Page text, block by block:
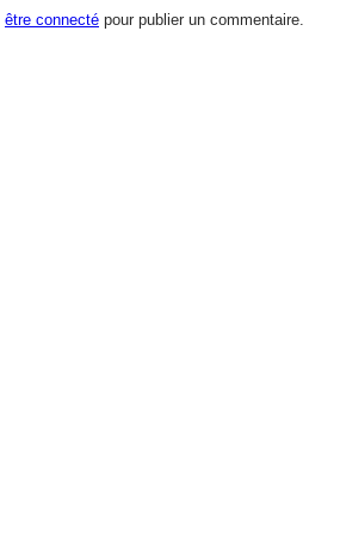
être connecté pour publier un commentaire.